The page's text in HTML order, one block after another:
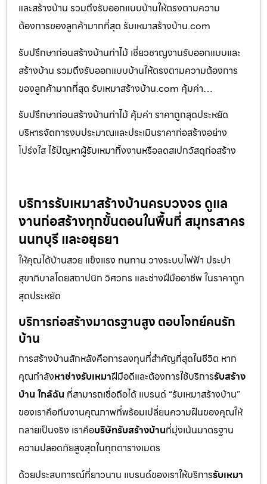
และสร้างบ้าน รวมถึงรับออกแบบบ้านให้ตรงตามความ
ต้องการของลูกค้ามากที่สุด รับเหมาสร้างบ้าน.com
รับปรึกษาก่อนสร้างบ้านท่าไม้ เชี่ยวชาญงานรับออกแบบและ
สร้างบ้าน รวมถึงรับออกแบบบ้านให้ตรงตามความต้องการ
ของลูกค้ามากที่สุด รับเหมาสร้างบ้าน.com คุ้มค่า…
รับปรึกษาก่อนสร้างบ้านท่าไม้ คุ้มค่า ราคาถูกสุดประหยัด
บริหารจัดการงบประมาณและประเมินราคาก่อสร้างอย่าง
โปร่งใส ไร้ปัญหาผู้รับเหมาทิ้งงานหรือลดสเปกวัสดุก่อสร้าง
บริการรับเหมาสร้างบ้านครบวงจร ดูแล
งานก่อสร้างทุกขั้นตอนในพื้นที่ สมุทรสาคร
นนทบุรี และอยุธยา
ให้คุณได้บ้านสวย แข็งแรง ทนทาน วางระบบไฟฟ้า ประปา
สุขาภิบาลโดยสถาปนิก วิศวกร และช่างฝีมืออาชีพ ในราคาถูก
สุดประหยัด
บริการก่อสร้างมาตรฐานสูง ตอบโจทย์คนรัก
บ้าน
การสร้างบ้านสักหลังคือการลงทุนที่สำคัญที่สุดในชีวิต หาก
คุณกำลังหาช่างรับเหมาฝีมือดีและต้องการใช้บริการรับสร้าง
บ้าน ใกล้ฉัน ที่สามารถเชื่อถือได้ แบรนด์ “รับเหมาสร้างบ้าน”
ของเราคือทีมงานคุณภาพที่พร้อมเปลี่ยนความฝันของคุณให้
กลายเป็นจริง เราคือบริษัทรับสร้างบ้านที่มุ่งเน้นมาตรฐาน
ความปลอดภัยสูงสุดในทุกตารางเมตร
ด้วยประสบการณ์ที่ยาวนาน แบรนด์ของเราให้บริการรับเหมา